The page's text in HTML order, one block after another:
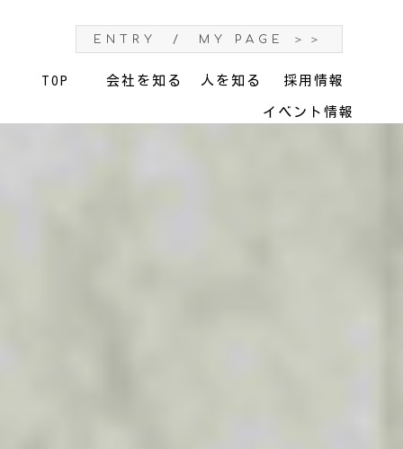
ENTRY / MY PAGE ＞＞
TOP 会社を知る 人を知る 採用情報
イベント情報